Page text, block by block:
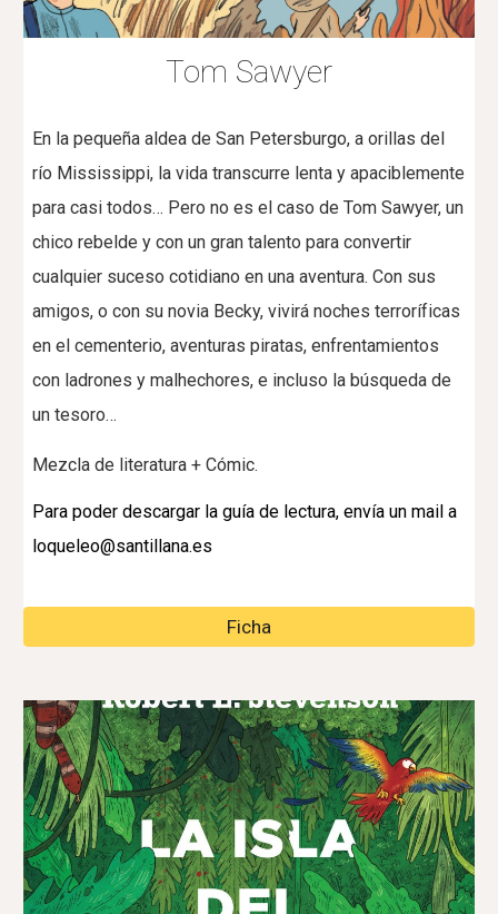
Tom Sawyer
En la pequeña aldea de San Petersburgo, a orillas del
río Mississippi, la vida transcurre lenta y apaciblemente
para casi todos… Pero no es el caso de Tom Sawyer, un
chico rebelde y con un gran talento para convertir
cualquier suceso cotidiano en una aventura. Con sus
amigos, o con su novia Becky, vivirá noches terroríficas
en el cementerio, aventuras piratas, enfrentamientos
con ladrones y malhechores, e incluso la búsqueda de
un tesoro…
Mezcla de literatura + Cómic.
Para poder descargar la guía de lectura, envía un mail a
loqueleo@santillana.es
Ficha